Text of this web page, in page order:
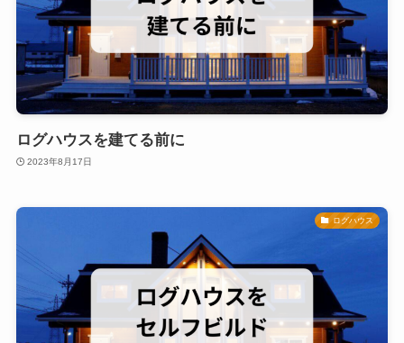
ログハウスを建てる前に
2023年8月17日
ログハウス